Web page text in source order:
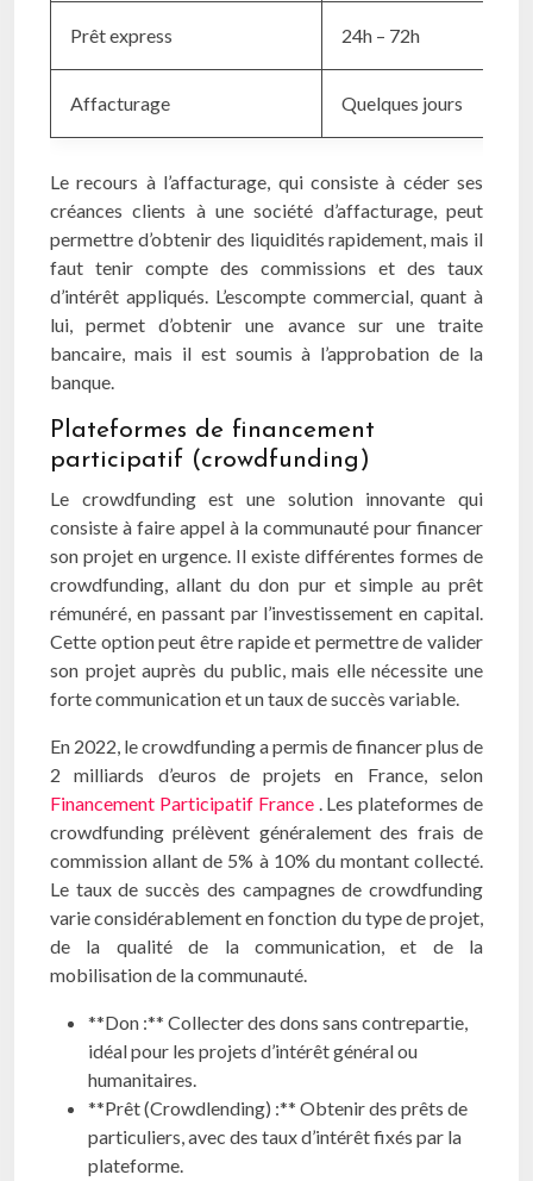
Prêt express 24h – 72h
Affacturage Quelques jours
Le recours à l’affacturage, qui consiste à céder ses
créances clients à une société d’affacturage, peut
permettre d’obtenir des liquidités rapidement, mais il
faut tenir compte des commissions et des taux
d’intérêt appliqués. L’escompte commercial, quant à
lui, permet d’obtenir une avance sur une traite
bancaire, mais il est soumis à l’approbation de la
banque.
Plateformes de financement
participatif (crowdfunding)
Le crowdfunding est une solution innovante qui
consiste à faire appel à la communauté pour financer
son projet en urgence. Il existe différentes formes de
crowdfunding, allant du don pur et simple au prêt
rémunéré, en passant par l’investissement en capital.
Cette option peut être rapide et permettre de valider
son projet auprès du public, mais elle nécessite une
forte communication et un taux de succès variable.
En 2022, le crowdfunding a permis de financer plus de
2 milliards d’euros de projets en France, selon
Financement Participatif France . Les plateformes de
crowdfunding prélèvent généralement des frais de
commission allant de 5% à 10% du montant collecté.
Le taux de succès des campagnes de crowdfunding
varie considérablement en fonction du type de projet,
de la qualité de la communication, et de la
mobilisation de la communauté.
**Don :** Collecter des dons sans contrepartie,
idéal pour les projets d’intérêt général ou
humanitaires.
**Prêt (Crowdlending) :** Obtenir des prêts de
particuliers, avec des taux d’intérêt fixés par la
plateforme.